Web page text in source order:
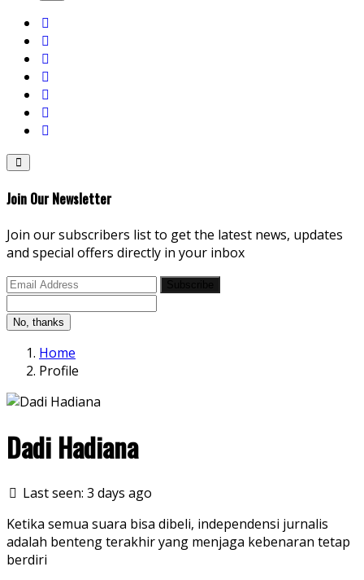
Join Our Newsletter
Join our subscribers list to get the latest news, updates
and special offers directly in your inbox
No, thanks
Home
Profile
Dadi Hadiana
Last seen: 3 days ago
Ketika semua suara bisa dibeli, independensi jurnalis
adalah benteng terakhir yang menjaga kebenaran tetap
berdiri